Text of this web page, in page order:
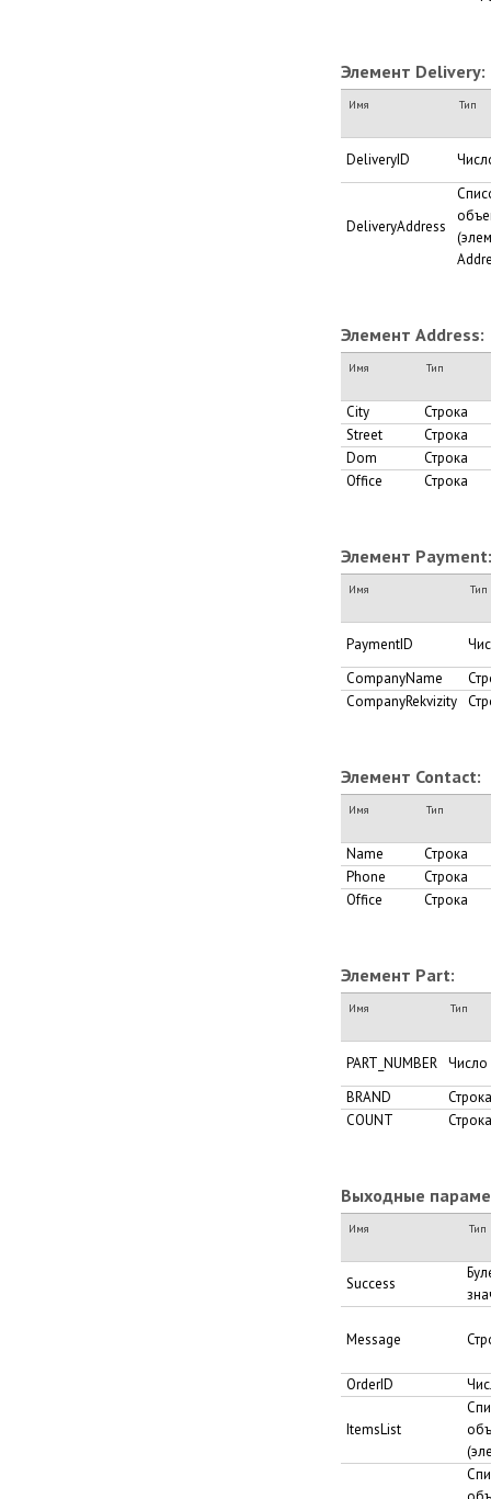
Элемент Delivery:
Имя Тип
DeliveryID
DeliveryAddress
Элемент Address:
Имя Тип
City
Строка
Street
Строка
Dom
Строка
Office
Строка
Элемент Payment:
Имя Тип
PaymentID
CompanyName
CompanyRekvizity
Элемент Contact:
Имя Тип
Name
Строка
Phone
Строка
Office
Строка
Элемент Part:
Имя Тип
PART_NUMBER Число
BRAND
Строка
COUNT
Строка
Выходные
Имя Тип
Success
Message
OrderID
ItemsList